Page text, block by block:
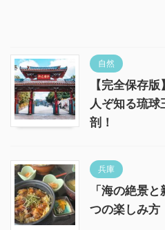
自然
【完全保存
人ぞ知る琉
剖！
兵庫
「海の絶景
つの楽しみ方